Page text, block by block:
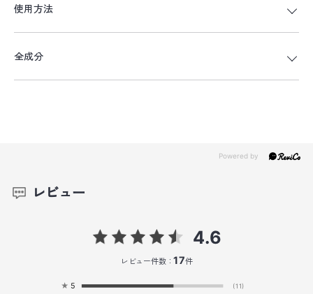
使用方法
全成分
レビュー
4.6
レビュー件数：17件
★ 5 (11)